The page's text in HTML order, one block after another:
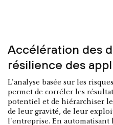
Accélération des
résilience des
L'analyse basée sur les
permet de corréler les
potentiel et de hiérarchiser
de leur gravité, de leur
l'entreprise. En automatisant